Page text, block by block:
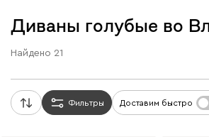
Диваны голубые во
Найдено 21
Фильтры Доставим быстро